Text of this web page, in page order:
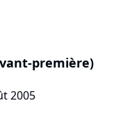
première)
2005